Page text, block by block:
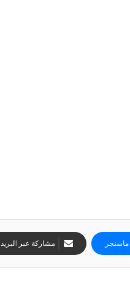
ماسنجر مشاركة عبر البريد